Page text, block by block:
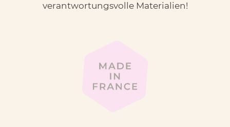
verantwortungsvolle Materialien!